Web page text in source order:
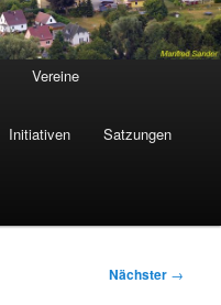
Vereine
Initiativen Satzungen
Nächster →